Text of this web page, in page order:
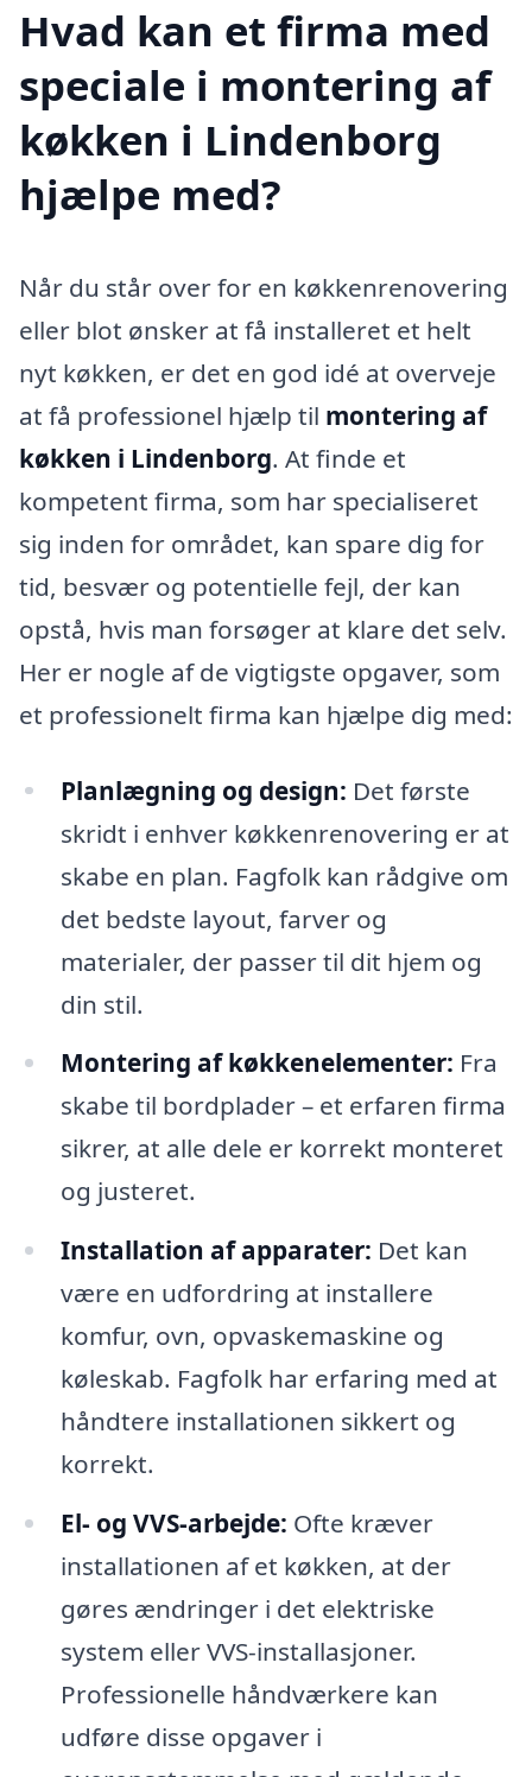
Hvad kan et firma med
speciale i montering af
køkken i Lindenborg
hjælpe med?
Når du står over for en køkkenrenovering
eller blot ønsker at få installeret et helt
nyt køkken, er det en god idé at overveje
at få professionel hjælp til montering af
køkken i Lindenborg. At finde et
kompetent firma, som har specialiseret
sig inden for området, kan spare dig for
tid, besvær og potentielle fejl, der kan
opstå, hvis man forsøger at klare det selv.
Her er nogle af de vigtigste opgaver, som
et professionelt firma kan hjælpe dig med:
Planlægning og design: Det første
skridt i enhver køkkenrenovering er at
skabe en plan. Fagfolk kan rådgive om
det bedste layout, farver og
materialer, der passer til dit hjem og
din stil.
Montering af køkkenelementer: Fra
skabe til bordplader – et erfaren firma
sikrer, at alle dele er korrekt monteret
og justeret.
Installation af apparater: Det kan
være en udfordring at installere
komfur, ovn, opvaskemaskine og
køleskab. Fagfolk har erfaring med at
håndtere installationen sikkert og
korrekt.
El- og VVS-arbejde: Ofte kræver
installationen af et køkken, at der
gøres ændringer i det elektriske
system eller VVS-installasjoner.
Professionelle håndværkere kan
udføre disse opgaver i